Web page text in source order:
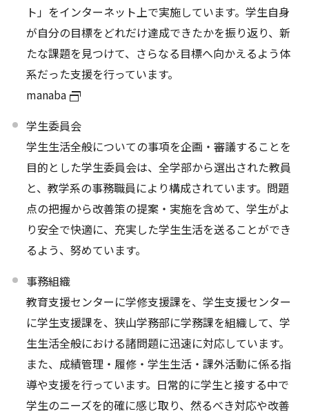
ト」をインターネット上で実施しています。学生自身
が自分の目標をどれだけ達成できたかを振り返り、新
たな課題を見つけて、さらなる目標へ向かえるよう体
系だった支援を行っています。
manaba
学生委員会
学生生活全般についての事項を企画・審議することを
目的とした学生委員会は、全学部から選出された教員
と、教学系の事務職員により構成されています。問題
点の把握から改善策の提案・実施を含めて、学生がよ
り安全で快適に、充実した学生生活を送ることができ
るよう、努めています。
事務組織
教育支援センターに学修支援課を、学生支援センター
に学生支援課を、狭山学務部に学務課を組織して、学
生生活全般における諸問題に迅速に対応しています。
また、成績管理・履修・学生生活・課外活動に係る指
導や支援を行っています。日常的に学生と接する中で
学生のニーズを的確に感じ取り、然るべき対応や改善